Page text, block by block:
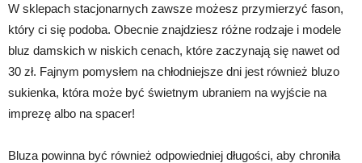
W sklepach stacjonarnych zawsze możesz przymierzyć fason,
który ci się podoba. Obecnie znajdziesz różne rodzaje i modele
bluz damskich w niskich cenach, które zaczynają się nawet od
30 zł. Fajnym pomysłem na chłodniejsze dni jest również bluzo
sukienka, która może być świetnym ubraniem na wyjście na
imprezę albo na spacer!
Bluza powinna być również odpowiedniej długości, aby chroniła